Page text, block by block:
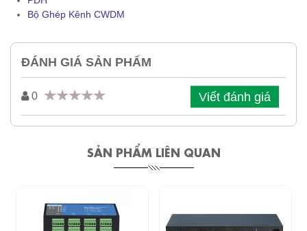
Bộ Ghép Kênh CWDM
ĐÁNH GIÁ SẢN PHẨM
0 Viết đánh giá
SẢN PHẨM LIÊN QUAN